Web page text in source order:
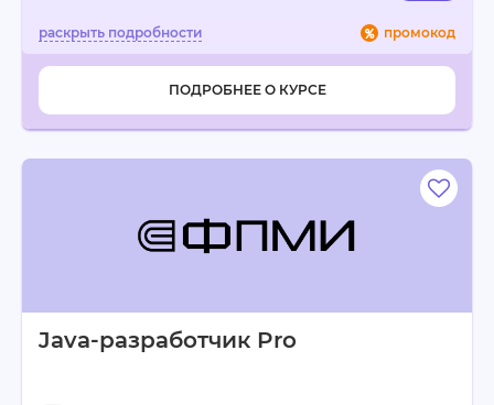
промокод
ПОДРОБНЕЕ О КУРСЕ
Java-разработчик Pro